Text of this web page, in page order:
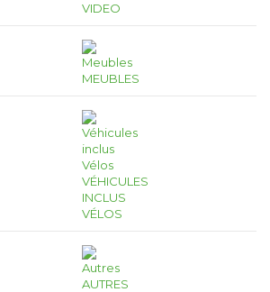
VIDEO
MEUBLES
VÉHICULES
INCLUS
VÉLOS
AUTRES